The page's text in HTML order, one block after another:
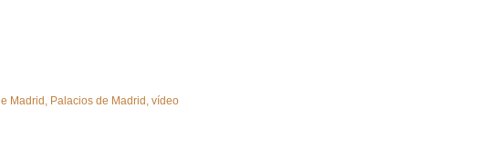
Madrid Palacios de Madrid vídeo